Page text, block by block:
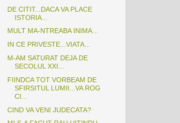
DE CITIT...DACA VA PLACE
ISTORIA...
MULT MA-NTREABA INIMA...
IN CE PRIVESTE...VIATA...
M-AM SATURAT DEJA DE
SECOLUL XXI...
FIINDCA TOT VORBEAM DE
SFIRSITUL LUMII...VA ROG
CI...
CIND VA VENI JUDECATA?